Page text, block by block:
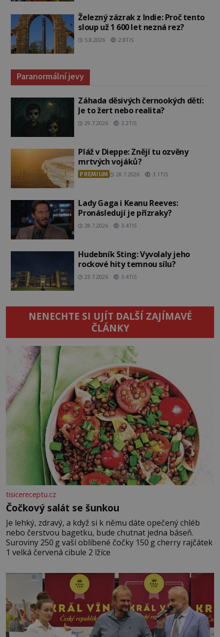
Železný zázrak z Indie: Proč tento
sloup už 1 600 let nezná rez?
5.8.2026 2.8TIS
Paranormální jevy
Záhada děsivých černookých dětí:
Je to žert nebo realita?
29.7.2026 3.2TIS
Pláž v Dieppe: Znějí tu ozvěny
mrtvých vojáků?
PREMIUM 28.7.2026 3.1TIS
Lady Gaga i Keanu Reeves:
Pronásledují je přízraky?
28.7.2026 3.4TIS
Hudebník Sting: Vyvolaly jeho
rockové hity temnou sílu?
23.7.2026 3.4TIS
NENECHTE SI UJÍT DALŠÍ ZAJÍMAVÉ
ČLÁNKY
tisicereceptu.cz
Čočkový salát se šunkou
Je lehký, zdravý, a když si k němu dáte opečený chléb
nebo čerstvou bagetku, bude chutnat jedna báseň.
Suroviny 250 g vaší oblíbené čočky 150 g cherry rajčátek
1 velká červená cibule 2 lžíce